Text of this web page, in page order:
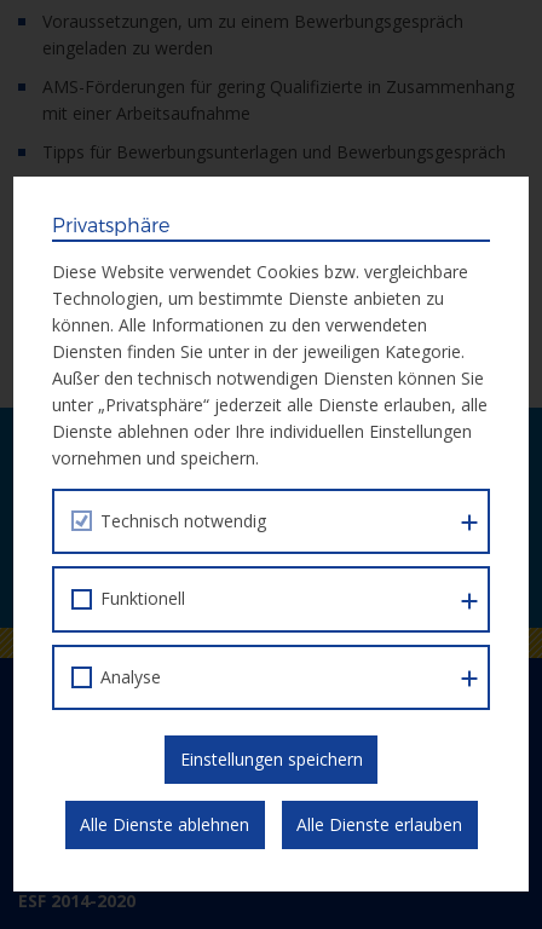
Voraussetzungen, um zu einem Bewerbungsgespräch
eingeladen zu werden
AMS-Förderungen für gering Qualifizierte in Zusammenhang
mit einer Arbeitsaufnahme
Tipps für Bewerbungsunterlagen und Bewerbungsgespräch
Die Veranstaltung erfolgt in Kooperation mit dem
Österreichischen Integrationsfond (ÖIF) und ist für VÖBB-
Vereinsmitglieder kostenfrei. Andere TeilnehmerInnen zahlen
einen Unkostenbeitrag von €20.
Programm und Anmeldung
Laufende Neuigkeiten zu Calls und
Veranstaltungen bequem per E-Mail.
JETZT ABONNIEREN
DER EUROPÄISCHE SOZIALFONDS PLUS
Gesetzlicher Rahmen
Kommunikation und Publizität
ESF 2014-2020
Privatsphäre
Diese Website verwendet Cookies bzw. vergleichbare
Technologien, um bestimmte Dienste anbieten zu
können. Alle Informationen zu den verwendeten
Diensten finden Sie unter in der jeweiligen Kategorie.
Außer den technisch notwendigen Diensten können Sie
unter „Privatsphäre“ jederzeit alle Dienste erlauben, alle
Dienste ablehnen oder Ihre individuellen Einstellungen
vornehmen und speichern.
Technisch notwendig
Funktionell
Analyse
Einstellungen speichern
Alle Dienste ablehnen Alle Dienste erlauben